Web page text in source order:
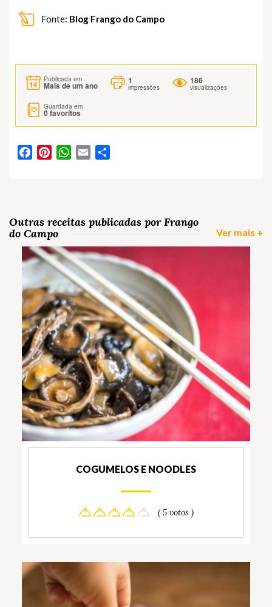
Fonte: Blog Frango do Campo
Publicada em
Mais de um ano
1
impressões
186
visualizações
Guardada em
0favoritos
FacebookPinterestWhatsApp
Email
Outras receitas publicadas por Frango
do Campo
Ver mais +
COGUMELOS E NOODLES
( 5 votos )